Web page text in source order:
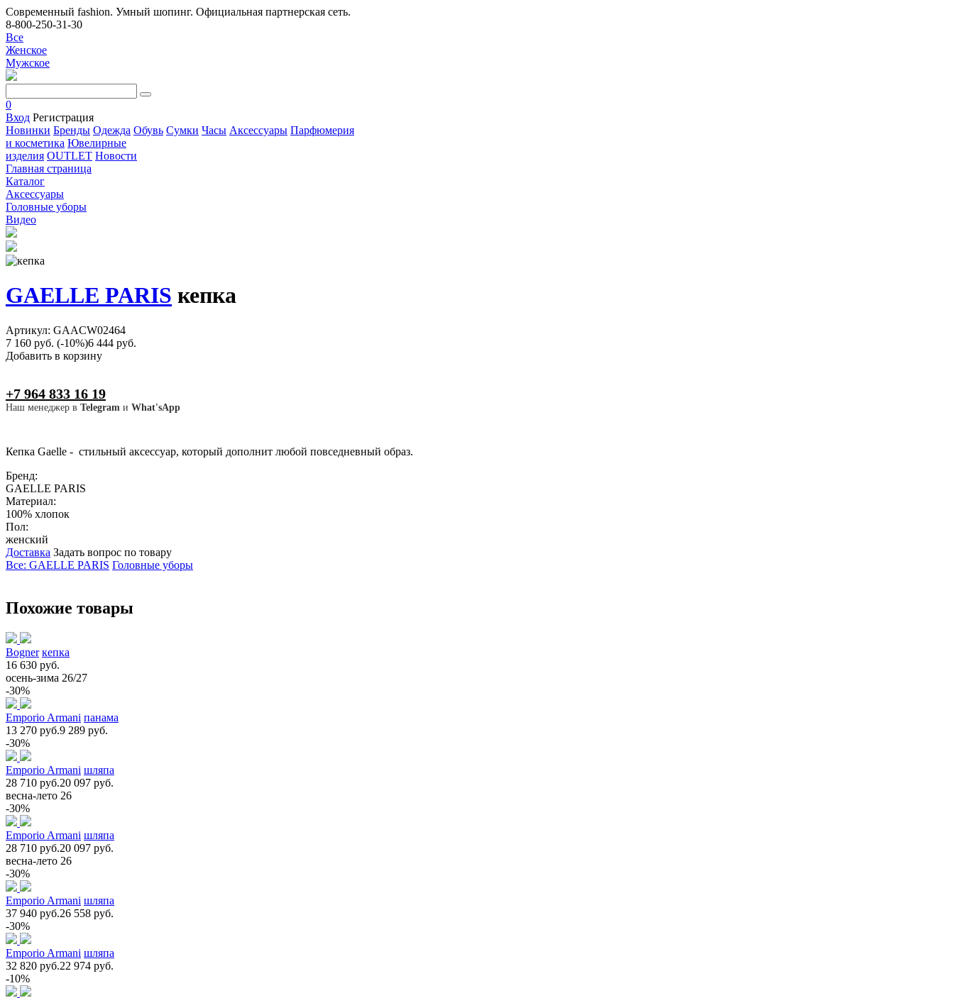
Современный fashion. Умный шопинг. Официальная партнерская сеть.
8-800-250-31-30
Все
Женское
Мужское
0
Вход Регистрация
Новинки Бренды Одежда Обувь Сумки Часы Аксессуары Парфюмерия
и косметика Ювелирные
изделия OUTLET Новости
Главная страница
Каталог
Аксессуары
Головные уборы
Видео
GAELLE PARIS кепка
Артикул: GAACW02464
7 160 руб. (-10%)6 444 руб.
Добавить в корзину
+7 964 833 16 19
Наш менеджер в Telegram и What'sApp
Кепка Gaelle - стильный аксессуар, который дополнит любой повседневный образ.
Бренд:
GAELLE PARIS
Материал:
100% хлопок
Пол:
женский
Доставка Задать вопрос по товару
Все: GAELLE PARIS Головные уборы
Похожие товары
Bogner кепка
16 630 руб.
осень-зима 26/27
-30%
Emporio Armani панама
13 270 руб.9 289 руб.
-30%
Emporio Armani шляпа
28 710 руб.20 097 руб.
весна-лето 26
-30%
Emporio Armani шляпа
28 710 руб.20 097 руб.
весна-лето 26
-30%
Emporio Armani шляпа
37 940 руб.26 558 руб.
-30%
Emporio Armani шляпа
32 820 руб.22 974 руб.
-10%